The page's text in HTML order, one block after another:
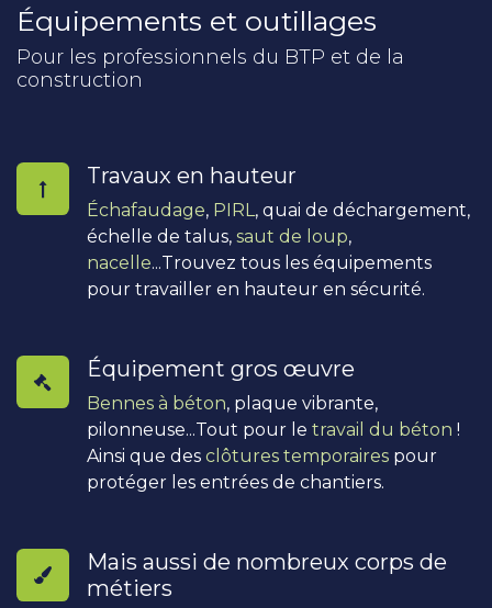
Équipements et outillages
Pour les professionnels du BTP et de la
construction
Travaux en hauteur
Échafaudage, PIRL , quai de déchargement,
échelle de talus, saut de loup,
nacelle...Trouvez tous les équipements
pour travailler en hauteur en sécurité.
Équipement gros œuvre
Bennes à béton, plaque vibrante,
pilonneuse...Tout pour le travail du béton !
Ainsi que des clôtures temporaires pour
protéger les entrées de chantiers.
Mais aussi de nombreux corps de
métiers